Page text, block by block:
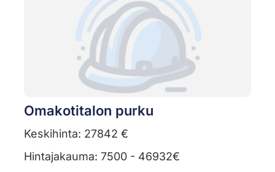
Omakotitalon purku
Keskihinta: 27842 €
Hintajakauma: 7500 - 46932€